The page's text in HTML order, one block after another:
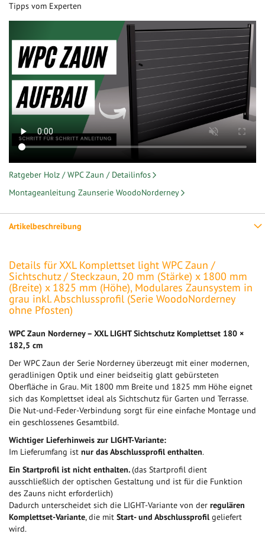
Artikelbeschreibung
Details für XXL Komplettset light WPC Zaun /
Sichtschutz / Steckzaun, 20 mm (Stärke) x 1800 mm
(Breite) x 1825 mm (Höhe), Modulares Zaunsystem in
grau inkl. Abschlussprofil (Serie WoodoNorderney
ohne Pfosten)
WPC Zaun Norderney – XXL LIGHT Sichtschutz Komplettset 180 ×
182,5 cm
Der WPC Zaun der Serie Norderney überzeugt mit einer modernen,
geradlinigen Optik und einer beidseitig glatt gebürsteten
Oberfläche in Grau. Mit 1800 mm Breite und 1825 mm Höhe eignet
sich das Komplettset ideal als Sichtschutz für Garten und Terrasse.
Die Nut-und-Feder-Verbindung sorgt für eine einfache Montage und
ein geschlossenes Gesamtbild.
Wichtiger Lieferhinweis zur LIGHT-Variante:
Im Lieferumfang ist nur das Abschlussprofil enthalten.
Ein Startprofil ist nicht enthalten.(das Startprofil dient
ausschließlich der optischen Gestaltung und ist für die Funktion
des Zauns nicht erforderlich)
Dadurch unterscheidet sich die LIGHT-Variante von der regulären
Komplettset-Variante, die mit Start- und Abschlussprofil geliefert
wird.
Tipps vom Experten
Ratgeber Holz / WPC Zaun / Detailinfos
Montageanleitung Zaunserie WoodoNorderney